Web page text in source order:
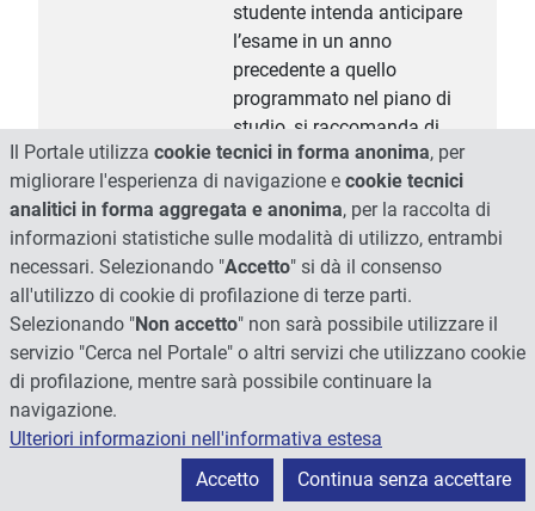
studente intenda anticipare
l’esame in un anno
precedente a quello
programmato nel piano di
studio, si raccomanda di
frequentare il ciclo delle
lezioni e di sostenere l’esame
nel primo appello utile dopo
che le lezioni medesime siano
terminate, nel rispetto quindi
del semestre di
programmazione
dell’insegnamento.
Programma esteso
affrontate dall’insegnamento
hanno lo scopo di introdurre
lo studente ai seguenti aspetti
Il Portale utilizza cookie tecnici in forma anonima, per
migliorare l'esperienza di navigazione e cookie tecnici
analitici in forma aggregata e anonima, per la raccolta di
informazioni statistiche sulle modalità di utilizzo, entrambi
necessari. Selezionando "Accetto" si dà il consenso
all'utilizzo di cookie di profilazione di terze parti.
Selezionando "Non accetto" non sarà possibile utilizzare il
servizio "Cerca nel Portale" o altri servizi che utilizzano cookie
di profilazione, mentre sarà possibile continuare la
navigazione.
Ulteriori informazioni nell'informativa estesa
Accetto
Continua senza accettare